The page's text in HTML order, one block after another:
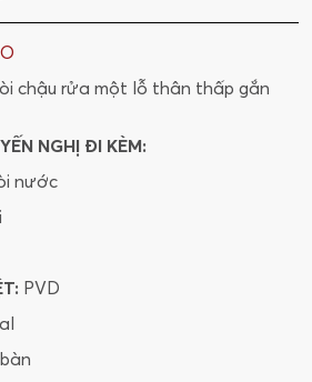
chậu rửa một lỗ thân thấp gắn
NGHỊ ĐI KÈM:
nước
PVD